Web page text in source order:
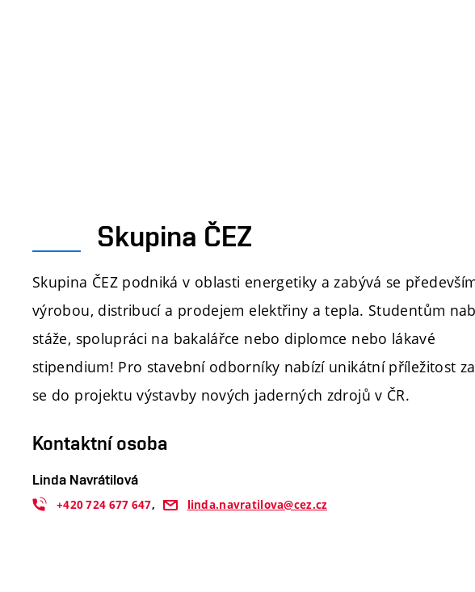
Skupina ČEZ
Skupina ČEZ podniká v oblasti energetiky a zabývá se
výrobou, distribucí a prodejem elektřiny a tepla. Studentům
stáže, spolupráci na bakalářce nebo diplomce nebo lákavé
stipendium! Pro stavební odborníky nabízí unikátní příležitost
se do projektu výstavby nových jaderných zdrojů v ČR.
Kontaktní osoba
Linda Navrátilová
+420724 677 647, linda.navratilova@cez.cz